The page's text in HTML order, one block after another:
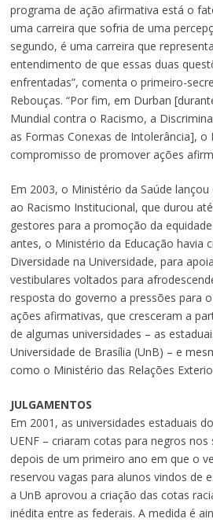
programa de ação afirmativa está o
uma carreira que sofria de uma
segundo, é uma carreira que
entendimento de que essas duas
enfrentadas”, comenta o primeiro-
Rebouças. “Por fim, em Durban
Mundial contra o Racismo, a
as Formas Conexas de Intolerância],
compromisso de promover ações
Em 2003, o Ministério da Saúde
ao Racismo Institucional, que durou
gestores para a promoção da
antes, o Ministério da Educação havia
Diversidade na Universidade, para
vestibulares voltados para
resposta do governo a pressões para
ações afirmativas, que cresceram a
de algumas universidades – as
Universidade de Brasília (UnB) – e
como o Ministério das Relações
JULGAMENTOS
Em 2001, as universidades estaduais
UENF – criaram cotas para negros
depois de um primeiro ano em que o
reservou vagas para alunos vindos de
a UnB aprovou a criação das cotas
inédita entre as federais. A medida é